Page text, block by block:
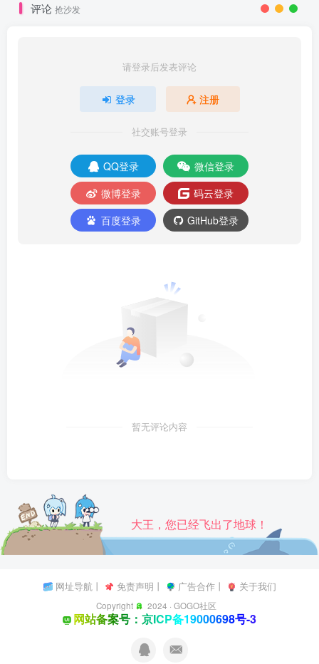
评论 抢沙发
请登录后发表评论
登录 注册
社交账号登录
QQ登录
微信登录
微博登录
码云登录
百度登录
GitHub登录
暂无评论内容
大王，您已经飞出了地球！
网址导航丨 免责声明 丨 广告合作丨 关于我们
Copyright 2024 ·GOGO社区
网站备案号：京ICP备19000698号-3